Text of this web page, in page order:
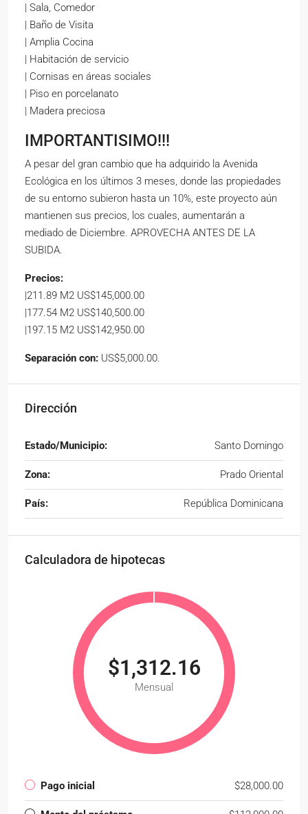
| Sala, Comedor
| Baño de Visita
| Amplia Cocina
| Habitación de servicio
| Cornisas en áreas sociales
| Piso en porcelanato
| Madera preciosa
IMPORTANTISIMO!!!
A pesar del gran cambio que ha adquirido la Avenida
Ecológica en los últimos 3 meses, donde las propiedades
de su entorno subieron hasta un 10%, este proyecto aún
mantienen sus precios, los cuales, aumentarán a
mediado de Diciembre. APROVECHA ANTES DE LA
SUBIDA.
Precios:
|211.89 M2 US$145,000.00
|177.54 M2 US$140,500.00
|197.15 M2 US$142,950.00
Separación con: US$5,000.00.
Dirección
Estado/Municipio: Santo Domingo
Zona: Prado Oriental
País: República Dominicana
Calculadora de hipotecas
$1,312.16
Mensual
Pago inicial $28,000.00